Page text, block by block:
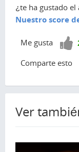
¿te ha gustado
Nuestro score
Me gusta
¡Vota
Comparte esto
Ver